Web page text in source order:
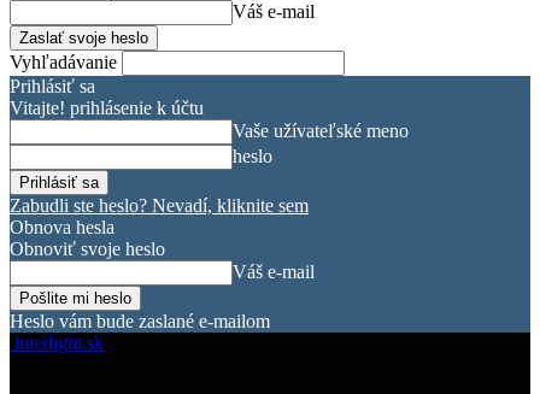
Váš e-mail
Vyhľadávanie
Prihlásiť sa
Vitajte! prihlásenie k účtu
Vaše užívateľské meno
heslo
Zabudli ste heslo? Nevadí, kliknite sem
Obnova hesla
Obnoviť svoje heslo
Váš e-mail
Heslo vám bude zaslané e-mailom
interlight.sk